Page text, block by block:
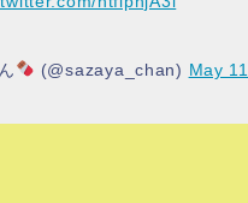
(@sazaya_chan) May